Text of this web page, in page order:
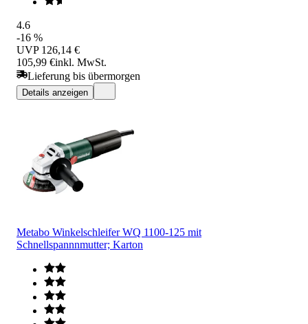
4.6
-16 %
UVP 126,14 €
105,99 €inkl. MwSt.
Lieferung bis übermorgen
Details anzeigen
Metabo Winkelschleifer WQ 1100-125 mit
Schnellspannnmutter; Karton